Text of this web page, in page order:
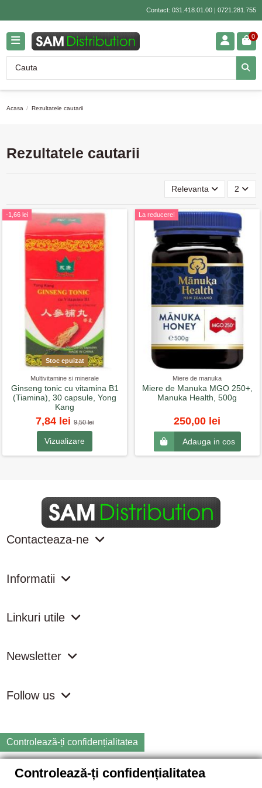
Contact: 031.418.01.00| 0721.281.755
0
Acasa Rezultatele cautarii
Rezultatele cautarii
Relevanta 2
-1,66 lei
Stoc epuizat
Multivitamine si minerale
Ginseng tonic cu vitamina B1
(Tiamina), 30 capsule, Yong
Kang
7,84 lei9,50 lei
Vizualizare
La reducere!
Miere de manuka
Miere de Manuka MGO 250+,
Manuka Health, 500g
250,00 lei
Adauga in cos
Contacteaza-ne
Informatii
Linkuri utile
Newsletter
Follow us
Controlează-ți confidențialitatea
Copyright
2026 samdistribution.ro - Magazin online cu Produse
Controlează-ți confidențialitatea